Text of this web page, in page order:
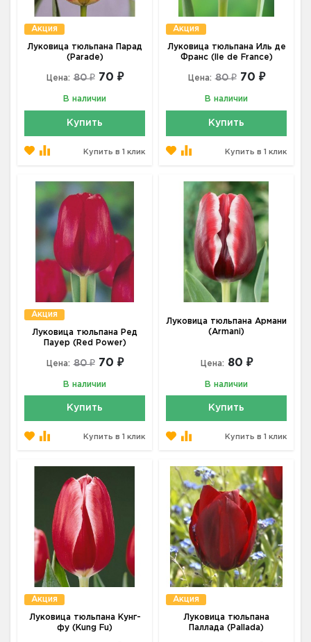
Акция
Луковица тюльпана Парад
(Parade)
Цена: 80 ₽ 70 ₽
В наличии
Купить
Купить в 1 клик
Акция
Луковица тюльпана Иль де
Франс (Ile de France)
Цена: 80 ₽ 70 ₽
В наличии
Купить
Купить в 1 клик
Акция
Луковица тюльпана Ред
Пауер (Red Power)
Цена: 80 ₽ 70 ₽
В наличии
Купить
Купить в 1 клик
Луковица тюльпана Армани
(Armani)
Цена: 80 ₽
В наличии
Купить
Купить в 1 клик
Акция
Луковица тюльпана Кунг-
фу (Kung Fu)
Акция
Луковица тюльпана
Паллада (Pallada)